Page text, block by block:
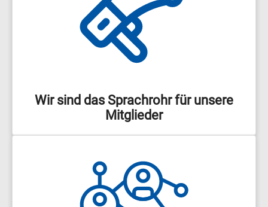
Wir sind das Sprachrohr für unsere
Mitglieder